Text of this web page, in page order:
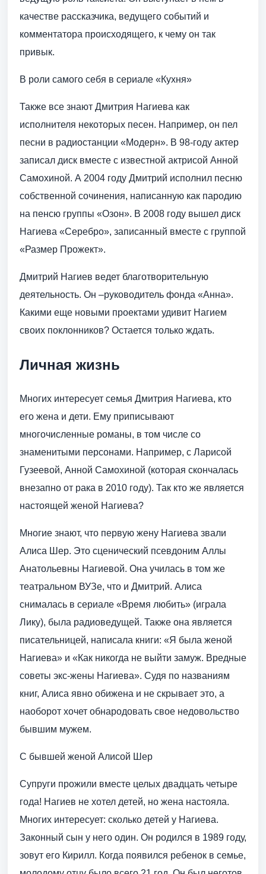
качестве рассказчика, ведущего событий и
комментатора происходящего, к чему он так
привык.
В роли самого себя в сериале «Кухня»
Также все знают Дмитрия Нагиева как
исполнителя некоторых песен. Например, он пел
песни в радиостанции «Модерн». В 98-году актер
записал диск вместе с известной актрисой Анной
Самохиной. А 2004 году Дмитрий исполнил песню
собственной сочинения, написанную как пародию
на пенсю группы «Озон». В 2008 году вышел диск
Нагиева «Серебро», записанный вместе с группой
«Размер Прожект».
Дмитрий Нагиев ведет благотворительную
деятельность. Он –руководитель фонда «Анна».
Какими еще новыми проектами удивит Нагием
своих поклонников? Остается только ждать.
Личная жизнь
Многих интересует семья Дмитрия Нагиева, кто
его жена и дети. Ему приписывают
многочисленные романы, в том числе со
знаменитыми персонами. Например, с Ларисой
Гузеевой, Анной Самохиной (которая скончалась
внезапно от рака в 2010 году). Так кто же является
настоящей женой Нагиева?
Многие знают, что первую жену Нагиева звали
Алиса Шер. Это сценический псевдоним Аллы
Анатольевны Нагиевой. Она училась в том же
театральном ВУЗе, что и Дмитрий. Алиса
снималась в сериале «Время любить» (играла
Лику), была радиоведущей. Также она является
писательницей, написала книги: «Я была женой
Нагиева» и «Как никогда не выйти замуж. Вредные
советы экс-жены Нагиева». Судя по названиям
книг, Алиса явно обижена и не скрывает это, а
наоборот хочет обнародовать свое недовольство
бывшим мужем.
С бывшей женой Алисой Шер
Супруги прожили вместе целых двадцать четыре
года! Нагиев не хотел детей, но жена настояла.
Многих интересует: сколько детей у Нагиева.
Законный сын у него один. Он родился в 1989 году,
зовут его Кирилл. Когда появился ребенок в семье,